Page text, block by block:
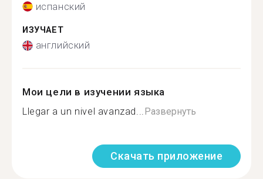
испанский
ИЗУЧАЕТ
английский
Мои цели в изучении языка
Llegar a un nivel avanzad...Развернуть
Скачать приложение